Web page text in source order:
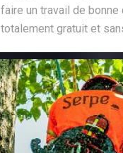
faire un travail de
totalement gratuit et